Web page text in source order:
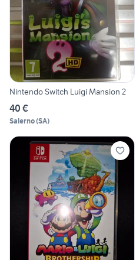
Nintendo Switch Luigi Mansion 2
40 €
Salerno(SA)